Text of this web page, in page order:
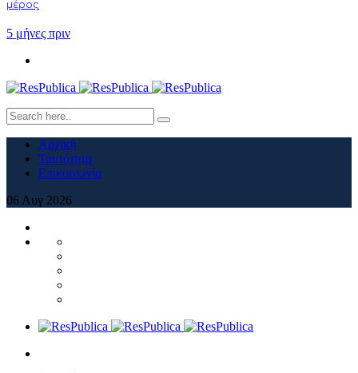
μέρος
5 μήνες πριν
Αρχική
Ταυτότητα
Επικοινωνία
06Αυγ 2026